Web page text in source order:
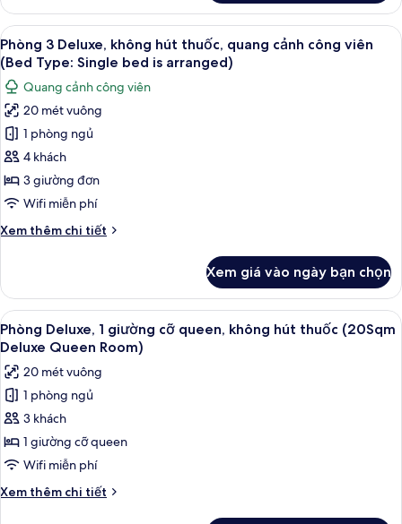
Single
bed)
Phòng
giường
đơn
Deluxe
(Park
View,
Bed
Type:
Single
Xem
tất
cả
ảnh
Phòng
3
Deluxe,
không
hút
quang
viên
(Bed
Type:
Single
bed
is
arranged)
Chăn bông, két bảo mật tại phòng,
11
Phòng 3 Deluxe, không hút thuốc, quang cảnh công viên
(Bed Type: Single bed is arranged)
Quang cảnh công viên
20 mét vuông
1 phòng ngủ
4 khách
3 giường đơn
Wifi miễn phí
Xem thêm chi tiết
Chi
Phòng
Deluxe,
không
thuốc,
quang
cảnh
công
viên
Type:
Single
bed
Xem giá vào ngày bạn chọn
Xem
tất
cả
ảnh
Phòng
Deluxe,
1
giường
cỡ
queen,
Phòng Deluxe, 1 giường cỡ queen,
12
Phòng Deluxe, 1 giường cỡ queen, không hút thuốc (20Sqm
Deluxe Queen Room)
20 mét vuông
1 phòng ngủ
3 khách
1 giường cỡ queen
Wifi miễn phí
Xem thêm chi tiết
Chi